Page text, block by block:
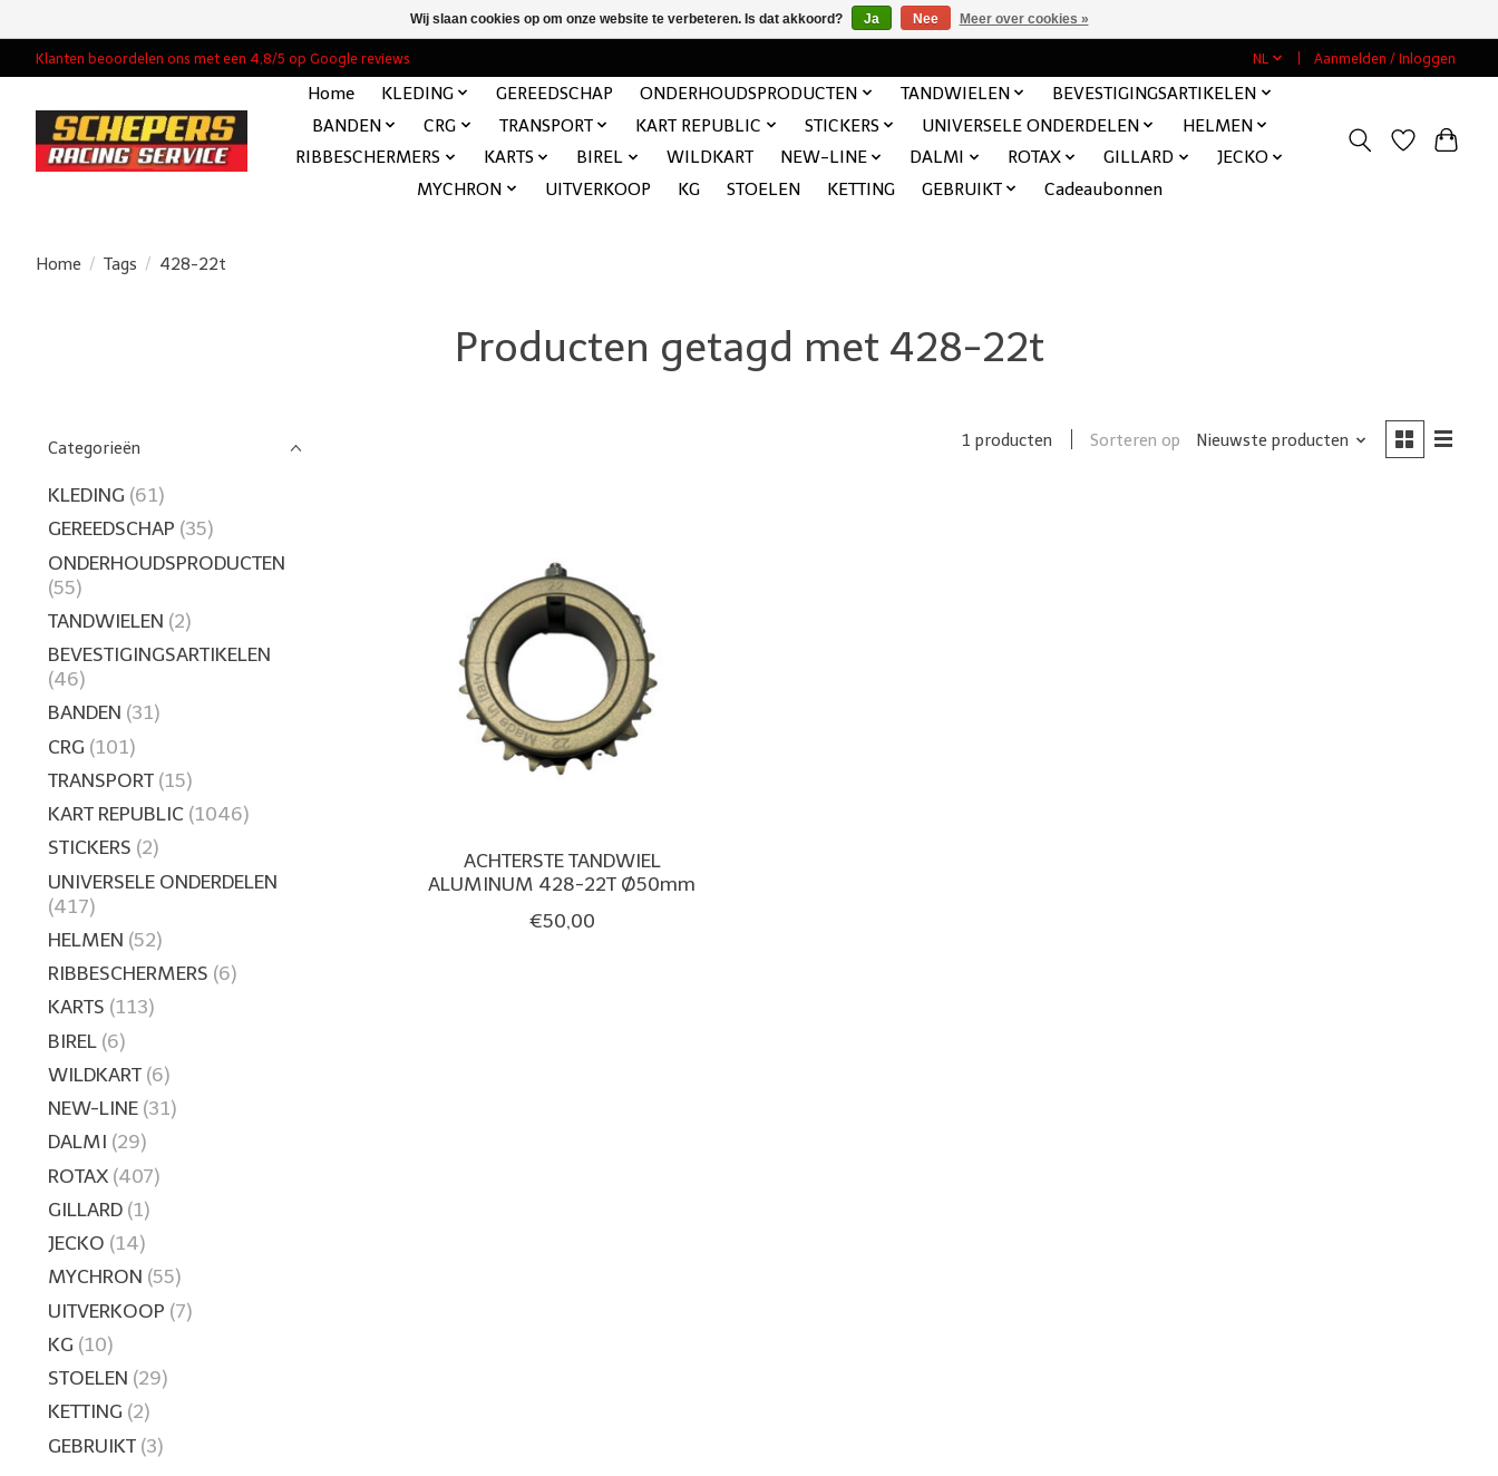
Klanten beoordelen ons met een 4,8/5 op Google reviews NL Aanmelden / Inloggen
Home KLEDING GEREEDSCHAP ONDERHOUDSPRODUCTEN TANDWIELEN
BEVESTIGINGSARTIKELEN
BANDEN
CRG TRANSPORT KART REPUBLIC STICKERS UNIVERSELE ONDERDELEN
HELMEN
RIBBESCHERMERS
KARTS BIREL WILDKART NEW-LINE DALMI ROTAX GILLARD
JECKO
MYCHRON
UITVERKOOP KG STOELEN KETTING GEBRUIKT Cadeaubonnen
Home / Tags / 428-22t
Producten getagd met 428-22t
Categorieën
KLEDING (61)
GEREEDSCHAP (35)
ONDERHOUDSPRODUCTEN
(55)
TANDWIELEN (2)
BEVESTIGINGSARTIKELEN
(46)
BANDEN (31)
CRG (101)
TRANSPORT (15)
KART REPUBLIC (1046)
STICKERS (2)
UNIVERSELE ONDERDELEN
(417)
HELMEN (52)
RIBBESCHERMERS (6)
KARTS (113)
BIREL (6)
WILDKART (6)
NEW-LINE (31)
DALMI (29)
ROTAX (407)
GILLARD (1)
JECKO (14)
MYCHRON (55)
UITVERKOOP (7)
KG (10)
STOELEN (29)
KETTING (2)
GEBRUIKT (3)
1 producten Sorteren op Nieuwste producten
ACHTERSTE TANDWIEL
ALUMINUM 428-22T Ø50mm
€50,00
Wij slaan cookies op om onze website te verbeteren. Is dat akkoord? Ja Nee Meer over cookies »